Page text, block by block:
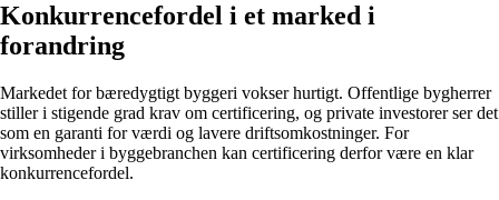
Konkurrencefordel i et marked i
forandring
Markedet for bæredygtigt byggeri vokser hurtigt. Offentlige bygherrer
stiller i stigende grad krav om certificering, og private investorer ser det
som en garanti for værdi og lavere driftsomkostninger. For
virksomheder i byggebranchen kan certificering derfor være en klar
konkurrencefordel.